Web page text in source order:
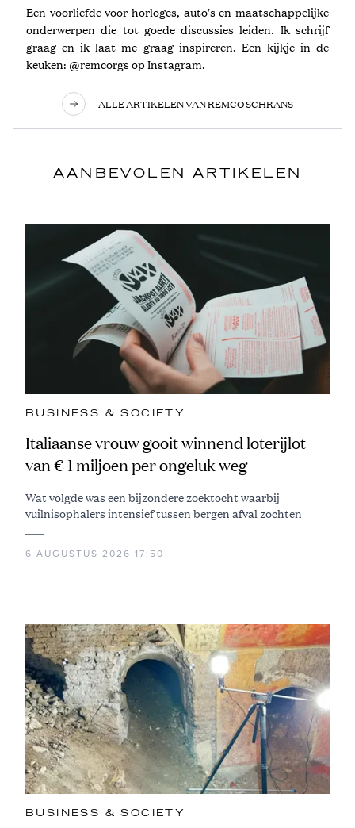
Een voorliefde voor horloges, auto's en maatschappelijke
onderwerpen die tot goede discussies leiden. Ik schrijf
graag en ik laat me graag inspireren. Een kijkje in de
keuken: @remcorgs op Instagram.
ALLE ARTIKELEN VAN REMCO SCHRANS
AANBEVOLEN ARTIKELEN
BUSINESS & SOCIETY
Italiaanse vrouw gooit winnend loterijlot
van € 1 miljoen per ongeluk weg
Wat volgde was een bijzondere zoektocht waarbij
vuilnisophalers intensief tussen bergen afval zochten
6 AUGUSTUS 2026 17:50
BUSINESS & SOCIETY